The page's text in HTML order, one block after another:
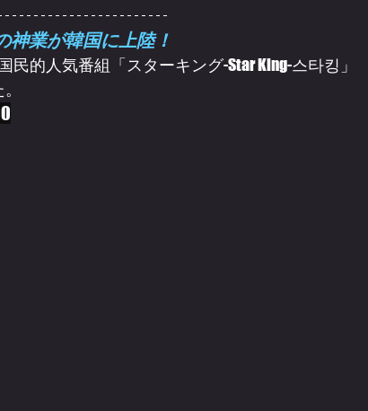
神業が韓国に上陸！
民的人気番組「スターキング-Star King-스타킹」